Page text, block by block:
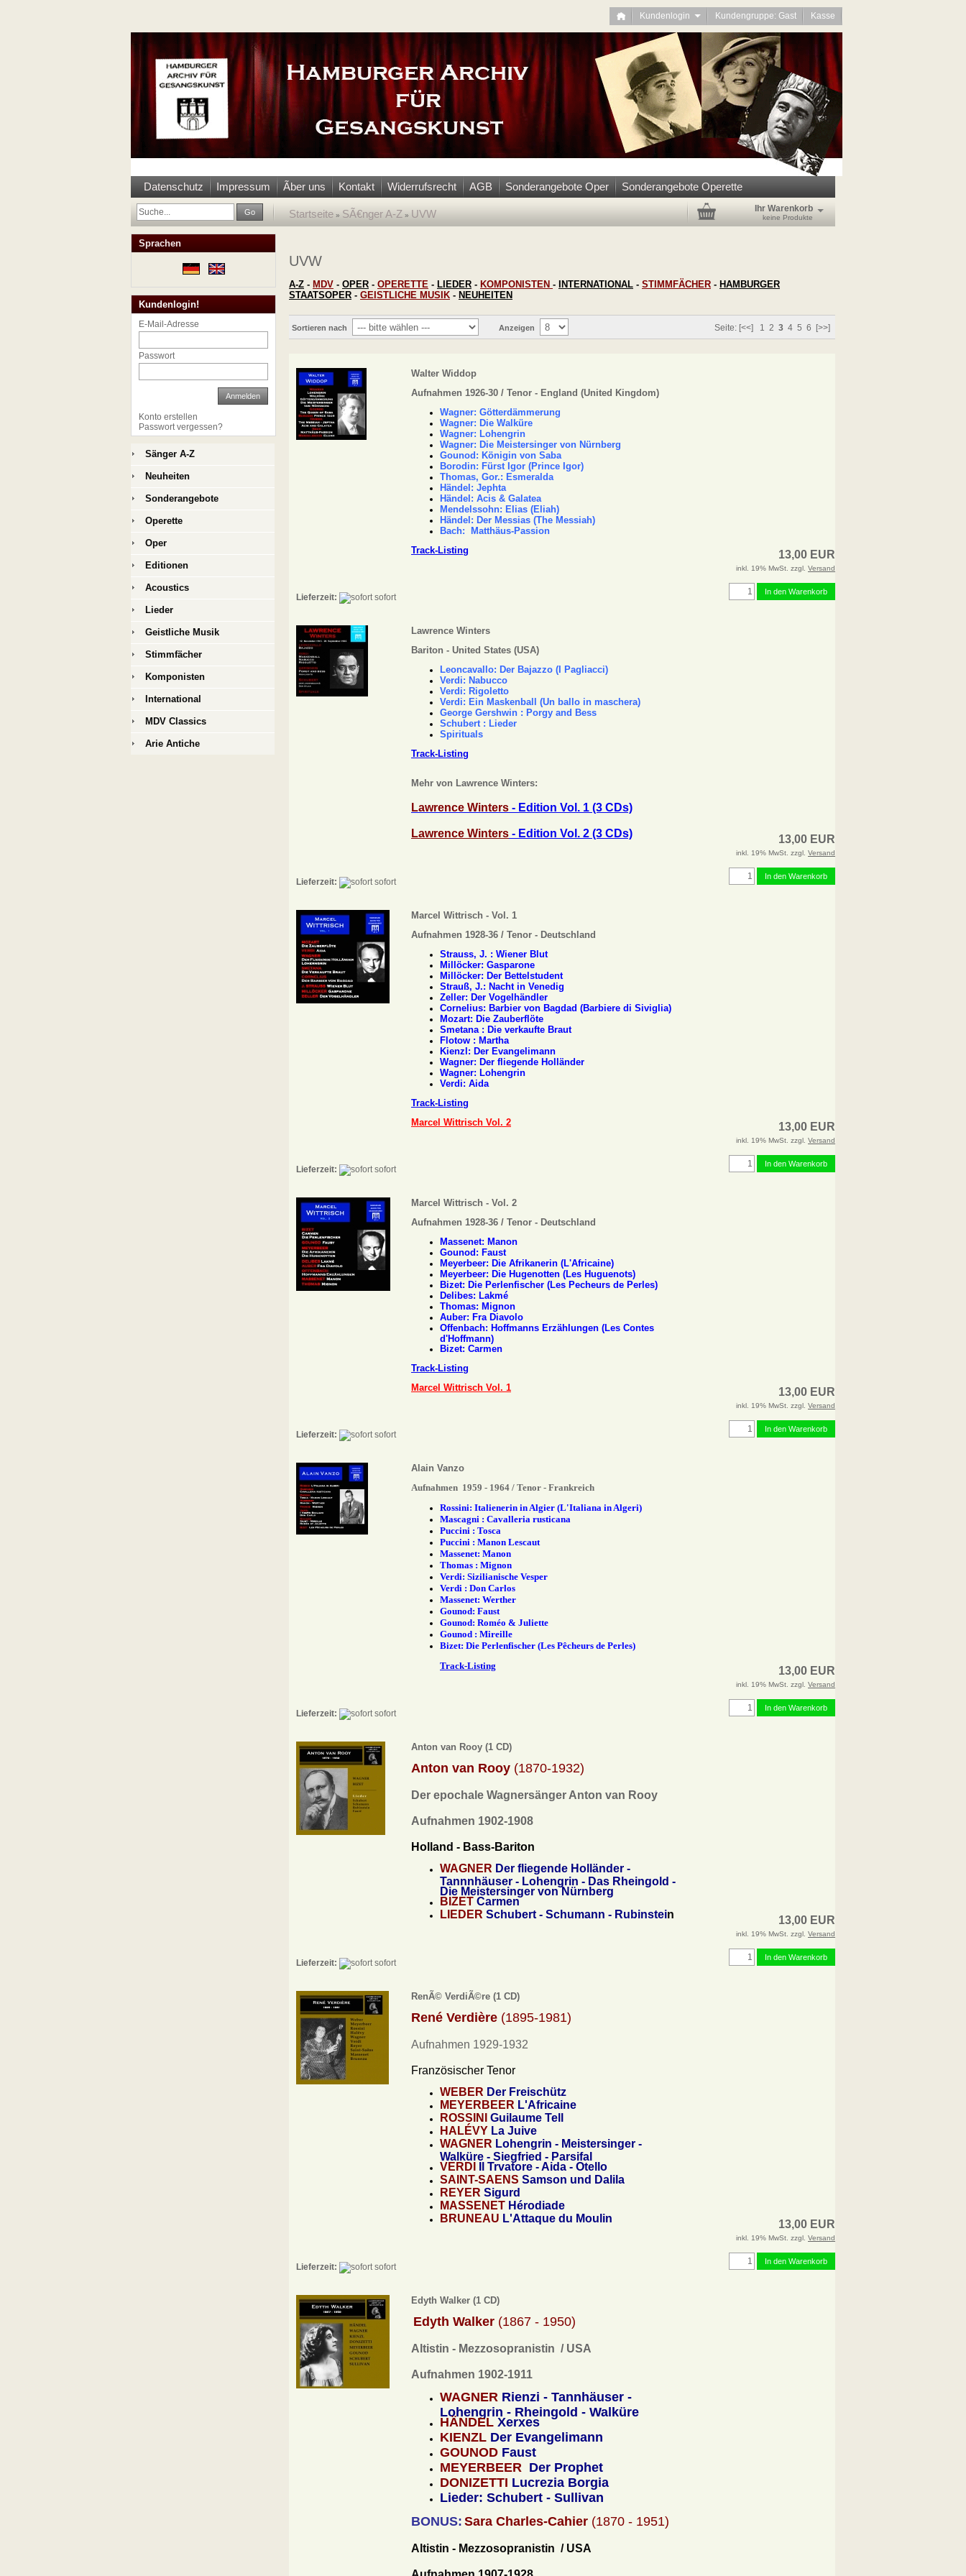
Kundenlogin Kundengruppe: Gast Kasse
Datenschutz Impressum Ãber uns Kontakt Widerrufsrecht AGB Sonderangebote Oper Sonderangebote Operette
Go Startseite » SÃ€nger A-Z » UVW Ihr Warenkorb
keine Produkte
UVW
A-Z - MDV - OPER - OPERETTE - LIEDER - KOMPONISTEN - INTERNATIONAL - STIMMFÄCHER - HAMBURGER
STAATSOPER - GEISTLICHE MUSIK - NEUHEITEN
Sortieren nach Anzeigen Seite: [<<] 1 2 3 4 5 6 [>>]
Walter Widdop
Aufnahmen 1926-30 / Tenor - England (United Kingdom)
Wagner: Götterdämmerung
Wagner: Die Walküre
Wagner: Lohengrin
Wagner: Die Meistersinger von Nürnberg
Gounod: Königin von Saba
Borodin: Fürst Igor (Prince Igor)
Thomas, Gor.: Esmeralda
Händel: Jephta
Händel: Acis & Galatea
Mendelssohn: Elias (Eliah)
Händel: Der Messias (The Messiah)
Bach: Matthäus-Passion
Track-Listing
13,00 EUR
inkl. 19% MwSt. zzgl. Versand
Lieferzeit: sofort
In den Warenkorb
Lawrence Winters
Bariton - United States (USA)
Leoncavallo: Der Bajazzo (I Pagliacci)
Verdi: Nabucco
Verdi: Rigoletto
Verdi: Ein Maskenball (Un ballo in maschera)
George Gershwin : Porgy and Bess
Schubert : Lieder
Spirituals
Track-Listing
Mehr von Lawrence Winters:
Lawrence Winters - Edition Vol. 1 (3 CDs)
Lawrence Winters - Edition Vol. 2 (3 CDs) 13,00 EUR
inkl. 19% MwSt. zzgl. Versand
Lieferzeit: sofort
In den Warenkorb
Marcel Wittrisch - Vol. 1
Aufnahmen 1928-36 / Tenor - Deutschland
Strauss, J. : Wiener Blut
Millöcker: Gasparone
Millöcker: Der Bettelstudent
Strauß, J.: Nacht in Venedig
Zeller: Der Vogelhändler
Cornelius: Barbier von Bagdad (Barbiere di Siviglia)
Mozart: Die Zauberflöte
Smetana : Die verkaufte Braut
Flotow : Martha
Kienzl: Der Evangelimann
Wagner: Der fliegende Holländer
Wagner: Lohengrin
Verdi: Aida
Track-Listing
Marcel Wittrisch Vol. 2
13,00 EUR
inkl. 19% MwSt. zzgl. Versand
Lieferzeit: sofort
In den Warenkorb
Marcel Wittrisch - Vol. 2
Aufnahmen 1928-36 / Tenor - Deutschland
Massenet: Manon
Gounod: Faust
Meyerbeer: Die Afrikanerin (L'Africaine)
Meyerbeer: Die Hugenotten (Les Huguenots)
Bizet: Die Perlenfischer (Les Pecheurs de Perles)
Delibes: Lakmé
Thomas: Mignon
Auber: Fra Diavolo
Offenbach: Hoffmanns Erzählungen (Les Contes
d'Hoffmann)
Bizet: Carmen
Track-Listing
Marcel Wittrisch Vol. 1
13,00 EUR
inkl. 19% MwSt. zzgl. Versand
Lieferzeit: sofort
In den Warenkorb
Alain Vanzo
Aufnahmen 1959 - 1964 / Tenor - Frankreich
Rossini: Italienerin in Algier (L'Italiana in Algeri)
Mascagni : Cavalleria rusticana
Puccini : Tosca
Puccini : Manon Lescaut
Massenet: Manon
Thomas : Mignon
Verdi: Sizilianische Vesper
Verdi : Don Carlos
Massenet: Werther
Gounod: Faust
Gounod: Roméo & Juliette
Gounod : Mireille
Bizet: Die Perlenfischer (Les Pêcheurs de Perles)
Track-Listing
13,00 EUR
inkl. 19% MwSt. zzgl. Versand
Lieferzeit: sofort
In den Warenkorb
Anton van Rooy (1 CD)
Anton van Rooy (1870-1932)
Der epochale Wagnersänger Anton van Rooy
Aufnahmen 1902-1908
Holland - Bass-Bariton
WAGNER Der fliegende Holländer -
Tannnhäuser - Lohengrin - Das Rheingold -
Die Meistersinger von Nürnberg
BIZET Carmen
LIEDER Schubert - Schumann - Rubinstein 13,00 EUR
inkl. 19% MwSt. zzgl. Versand
Lieferzeit: sofort
In den Warenkorb
RenÃ© VerdiÃ©re (1 CD)
René Verdière (1895-1981)
Aufnahmen 1929-1932
Französischer Tenor
WEBER Der Freischütz
MEYERBEER L'Africaine
ROSSINI Guilaume Tell
HALÉVY La Juive
WAGNER Lohengrin - Meistersinger -
Walküre - Siegfried - Parsifal
VERDI
Il Trvatore - Aida - Otello
SAINT-SAENS Samson und Dalila
REYER Sigurd
MASSENET Hérodiade
BRUNEAU L'Attaque du Moulin 13,00 EUR
inkl. 19% MwSt. zzgl. Versand
Lieferzeit: sofort
In den Warenkorb
Edyth Walker (1 CD)
Edyth Walker (1867 - 1950)
Altistin - Mezzosopranistin / USA
Aufnahmen 1902-1911
WAGNER Rienzi - Tannhäuser -
Lohengrin - Rheingold - Walküre
HÄNDEL Xerxes
KIENZL Der Evangelimann
GOUNOD Faust
MEYERBEER Der Prophet
DONIZETTI Lucrezia Borgia
Lieder: Schubert - Sullivan
BONUS: Sara Charles-Cahier (1870 - 1951)
Altistin - Mezzosopranistin / USA
Sprachen
Kundenlogin!
E-Mail-Adresse
Passwort
Anmelden
Konto erstellen
Passwort vergessen?
Sänger A-Z
Neuheiten
Sonderangebote
Operette
Oper
Editionen
Acoustics
Lieder
Geistliche Musik
Stimmfächer
Komponisten
International
MDV Classics
Arie Antiche